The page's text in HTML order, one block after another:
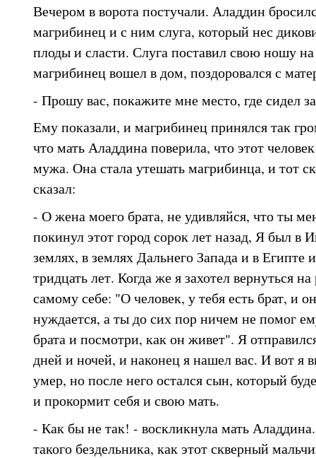
Вечером в ворота постучали. Аладдин
магрибинец и с ним слуга, который нес
плоды и сласти. Слуга поставил свою ношу
магрибинец вошел в дом, поздоровался с
- Прошу вас, покажите мне место, где сидел
Ему показали, и магрибинец принялся так
что мать Аладдина поверила, что этот
мужа. Она стала утешать магрибинца, и тот
сказал:
- О жена моего брата, не удивляйся, что ты
покинул этот город сорок лет назад, Я был в
землях, в землях Дальнего Запада и в Египте
тридцать лет. Когда же я захотел вернуться
самому себе: "О человек, у тебя есть брат, и
нуждается, а ты до сих пор ничем не помог
брата и посмотри, как он живет". Я
дней и ночей, и наконец я нашел вас. И вот я
умер, но после него остался сын, который
и прокормит себя и свою мать.
- Как бы не так! - воскликнула мать
такого бездельника, как этот скверный